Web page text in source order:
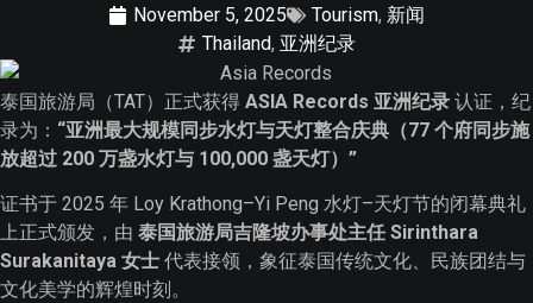
November 5, 2025 Tourism, 新闻
Thailand, 亚洲纪录
泰国旅游局（TAT）正式获得 ASIA Records 亚洲纪录 认证，纪
录为： “亚洲最大规模同步水灯与天灯整合庆典（77 个府同步施
放超过 200 万盏水灯与 100,000 盏天灯）”
证书于 2025 年 Loy Krathong–Yi Peng 水灯–天灯节的闭幕典礼
上正式颁发，由 泰国旅游局吉隆坡办事处主任 Sirinthara
Surakanitaya 女士 代表接领，象征泰国传统文化、民族团结与
文化美学的辉煌时刻。